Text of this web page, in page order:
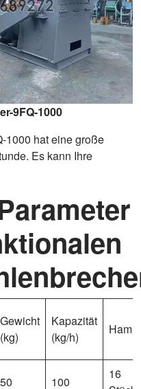
9FQ-1000
1000 hat eine große
Es kann Ihre
Gewicht
(kg)
Kapazität
(kg/h)
50 100
16